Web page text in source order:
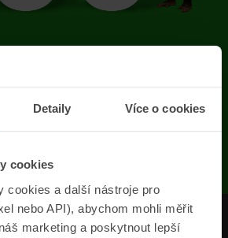
Detaily Více o cookies
cookies
cookies a další nástroje pro
nebo API), abychom mohli měřit
marketing a poskytnout lepší
se vyskytla
chyba